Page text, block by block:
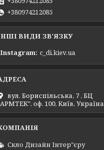
+380974212085
ВИДИ ЗВ'ЯЗКУ
Instagram c_di.kiev.ua
вул. Бориспільська, 7 , БЦ
оф. 100, Київ, Україна
Скло Дизайн Інтер"єру